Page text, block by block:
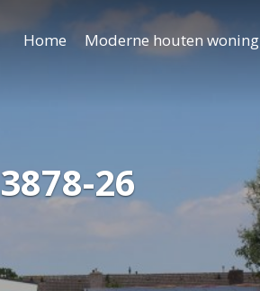
3878-26
Home Moderne houten woning